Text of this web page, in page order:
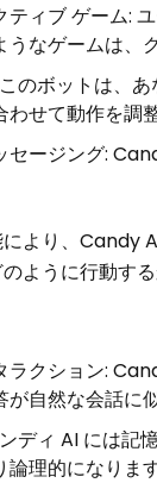
ティブ ゲーム:
うなゲームは、
のボットは、
わせて動作を調
セージング:
より、Candy
ように行動す
ラクション:
が自然な会話に
ディ AI には記
理的になります